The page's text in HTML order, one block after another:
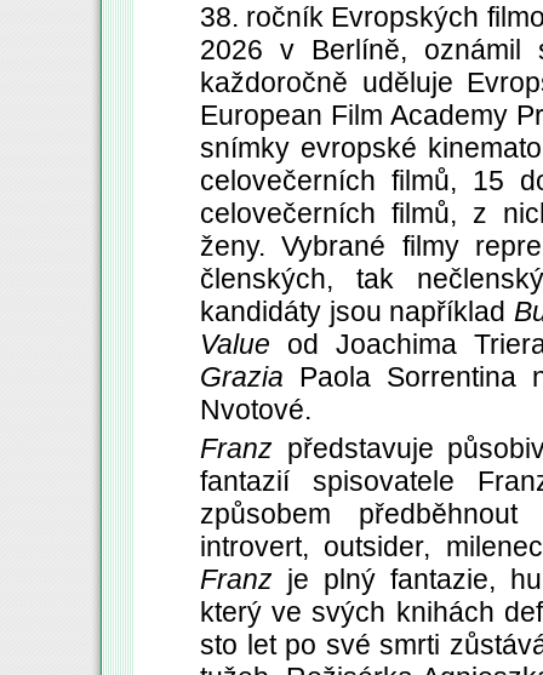
38. ročník Evropských
2026 v Berlíně, oznámil
každoročně uděluje
European Film Academy
snímky evropské
celovečerních filmů, 15
celovečerních filmů, z
ženy. Vybrané filmy
členských, tak
kandidáty jsou například
Value od Joachima
Grazia Paola Sorrentina
Nvotové.
Franz představuje
fantazií spisovatele
způsobem
introvert, outsider,
Franz je plný fantazie,
který ve svých knihách
sto let po své smrti